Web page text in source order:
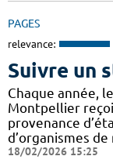
PAGES
relevance:
Suivre un
Chaque année,
Montpellier
provenance
d’organismes
18/02/2026 15:25